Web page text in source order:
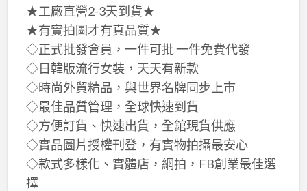
★工廠直營2-3天到貨★
★有實拍圖才有真品質★
◇正式批發會員，一件可批 一件免費代發
◇日韓版流行女裝，天天有新款
◇時尚外貿精品，與世界名牌同步上市
◇最佳品質管理，全球快速到貨
◇方便訂貨、快速出貨，全錧現貨供應
◇實品圖片授權刊登，有實物拍攝最安心
◇款式多樣化、實體店，網拍，FB創業最佳選
擇